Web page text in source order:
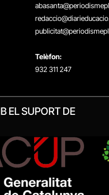
Telèfon:
932 311 247
EL SUPORT DE